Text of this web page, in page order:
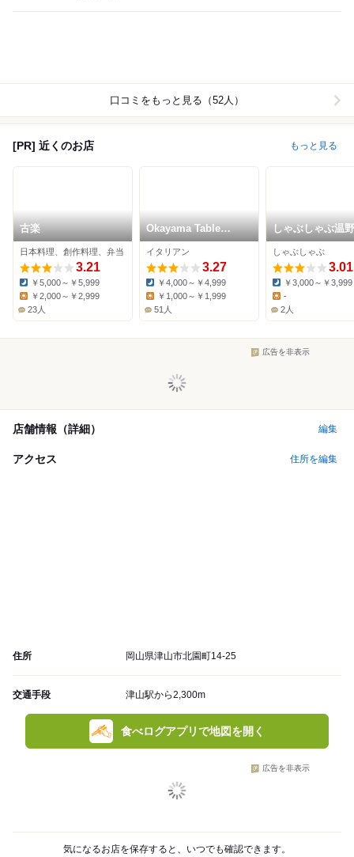
口コミをもっと見る（52人）
[PR] 近くのお店 もっと見る
古楽
日本料理、創作料理、弁当
3.21
Dinner:
￥5,000～￥5,999
Lunch:
￥2,000～￥2,999
23人
Okayama Table
TERRA
イタリアン
3.27
Dinner:
￥4,000～￥4,999
Lunch:
￥1,000～￥1,999
51人
しゃぶしゃぶ温
津山店
しゃぶしゃぶ
3.01
Dinner:
￥3,000～￥3,999
Lunch:
-
2人
広告を非表示
店舗情報（詳細） 編集
アクセス 住所を編集
住所 岡山県津山市北園町14-25
交通手段 津山駅から2,300m
食べログアプリで地図を開く
広告を非表示
気になるお店を保存すると、いつでも確認できます。